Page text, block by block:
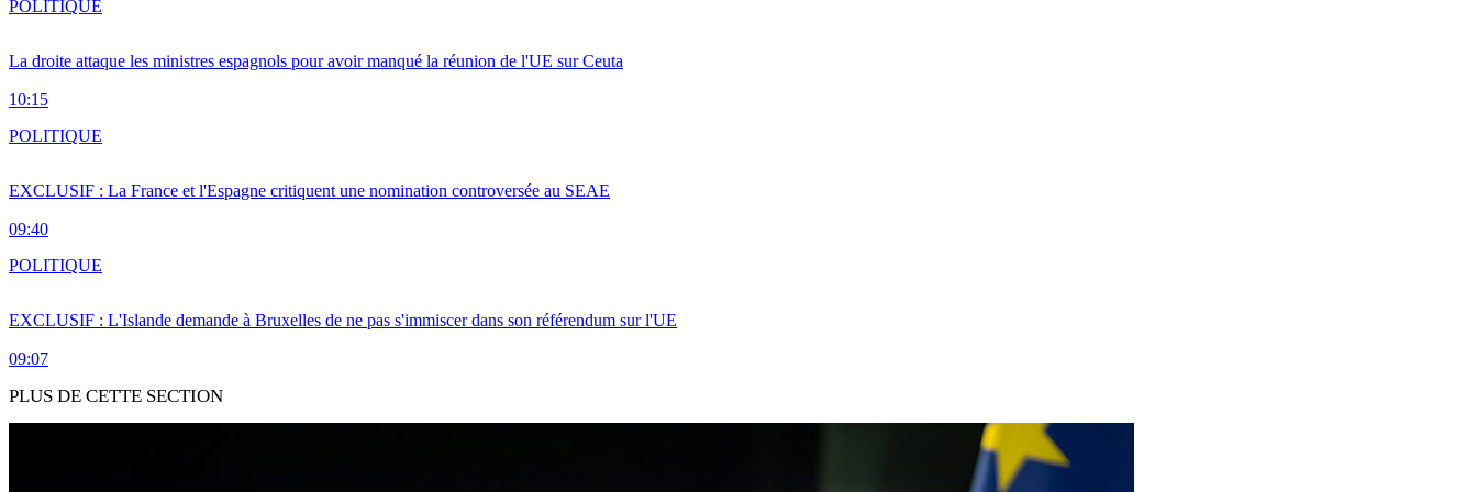
La droite attaque les ministres espagnols pour avoir manqué la réunion de l'UE sur Ceuta
10:15
POLITIQUE
EXCLUSIF : La France et l'Espagne critiquent une nomination controversée au SEAE
09:40
POLITIQUE
EXCLUSIF : L'Islande demande à Bruxelles de ne pas s'immiscer dans son référendum sur l'UE
09:07
POLITIQUE
PLUS DE CETTE SECTION